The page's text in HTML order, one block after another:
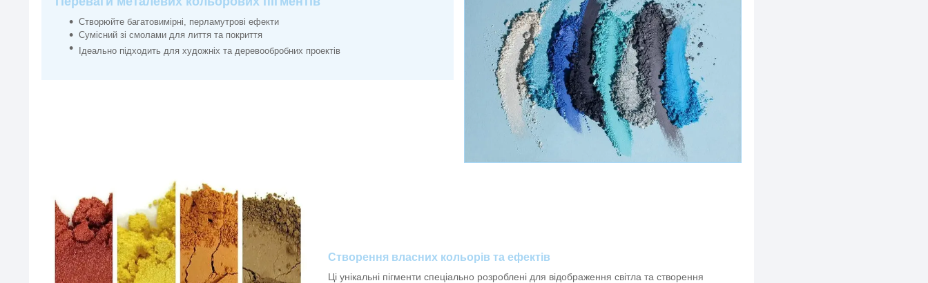
Створюйте багатовимірні, перламутрові ефекти
Сумісний зі смолами для лиття та покриття
Ідеально підходить для художніх та деревообробних проектів
Створення власних кольорів та ефектів
Ці унікальні пігменти спеціально розроблені для відображення світла та створення